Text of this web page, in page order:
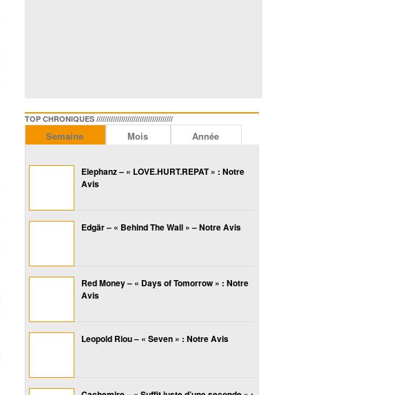
TOP CHRONIQUES /////////////////////////////////////
Semaine Mois Année
Elephanz – « LOVE.HURT.REPAT » : Notre
Avis
Edgär – « Behind The Wall » – Notre Avis
Red Money – « Days of Tomorrow » : Notre
Avis
Leopold Riou – « Seven » : Notre Avis